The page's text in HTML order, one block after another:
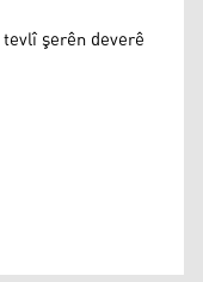
şerên deverê